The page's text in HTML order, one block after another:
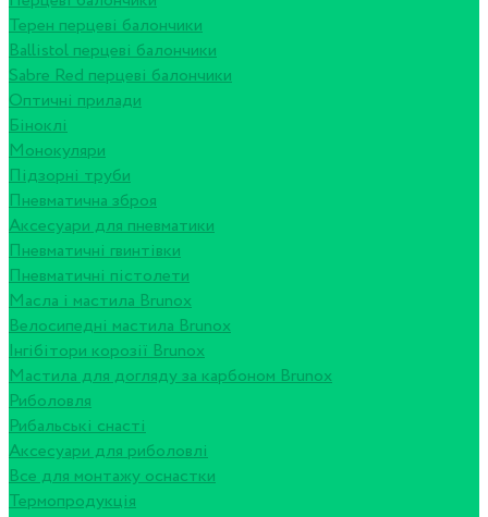
Терен перцеві балончики
Ballistol перцеві балончики
Sabre Red перцеві балончики
Оптичні прилади
Біноклі
Монокуляри
Підзорні труби
Пневматична зброя
Аксесуари для пневматики
Пневматичні гвинтівки
Пневматичні пістолети
Масла і мастила Brunox
Велосипедні мастила Brunox
Інгібітори корозії Brunox
Мастила для догляду за карбоном Brunox
Риболовля
Рибальські снасті
Аксесуари для риболовлі
Все для монтажу оснастки
Термопродукція